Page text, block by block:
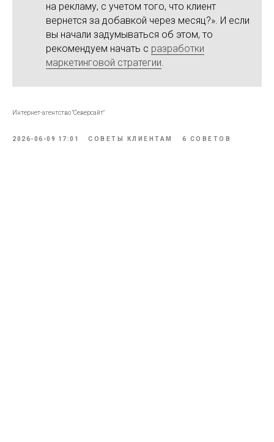
на рекламу, с учетом того, что клиент
вернется за добавкой через месяц?». И если
вы начали задумываться об этом, то
рекомендуем начать с разработки
маркетинговой стратегии.
Интернет-агентство "Северсайт"
2026-06-09 17:01 СОВЕТЫ КЛИЕНТАМ 6 СОВЕТОВ
Контакты 152-ФЗ
Политика конфиденциальности |Согласие на обработку
размещены с согласия субъектов персональных данных.